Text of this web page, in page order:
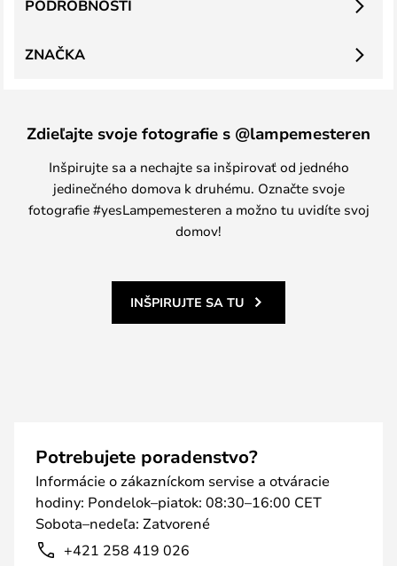
PODROBNOSTI
ZNAČKA
Zdieľajte svoje fotografie s @lampemesteren
Inšpirujte sa a nechajte sa inšpirovať od jedného
jedinečného domova k druhému. Označte svoje
fotografie #yesLampemesteren a možno tu uvidíte svoj
domov!
INŠPIRUJTE SA TU
Potrebujete poradenstvo?
Informácie o zákazníckom servise a otváracie
hodiny: Pondelok–piatok: 08:30–16:00 CET
Sobota–nedeľa: Zatvorené
+421 258 419 026